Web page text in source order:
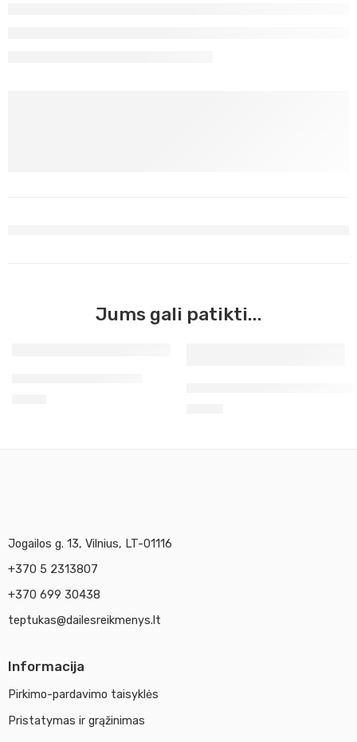
Jums gali patikti...
Jogailos g. 13, Vilnius, LT-01116
+370 5 2313807
+370 699 30438
teptukas@dailesreikmenys.lt
Informacija
Pirkimo-pardavimo taisyklės
Pristatymas ir grąžinimas